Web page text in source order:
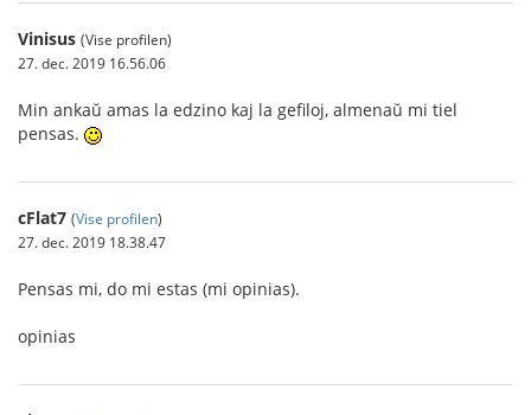
Vinisus (Vise profilen)
27. dec. 2019 16.56.06
Min ankaŭ amas la edzino kaj la gefiloj, almenaŭ mi tiel
pensas.
cFlat7 (Vise profilen)
27. dec. 2019 18.38.47
Pensas mi, do mi estas (mi opinias).
opinias